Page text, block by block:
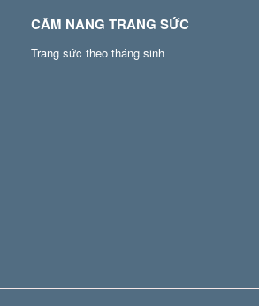
CẨM NANG TRANG SỨC
Trang sức theo tháng sinh